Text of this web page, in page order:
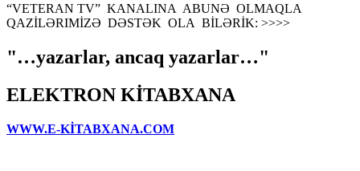
“VETERAN TV” KANALINA ABUNƏ OLMAQLA
QAZİLƏRIMİZƏ DƏSTƏK OLA BİLƏRİK: >>>>
"…yazarlar, ancaq yazarlar…"
ELEKTRON KİTABXANA
WWW.E-KİTABXANA.COM